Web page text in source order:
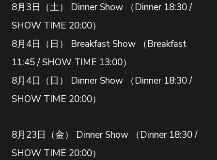
8月3日（土） Dinner Show （Dinner 18:30 /
SHOW TIME 20:00）
8月4日（日） Breakfast Show （Breakfast
11:45 / SHOW TIME 13:00）
8月4日（日） Dinner Show （Dinner 18:30 /
SHOW TIME 20:00）
8月23日（金） Dinner Show （Dinner 18:30 /
SHOW TIME 20:00）